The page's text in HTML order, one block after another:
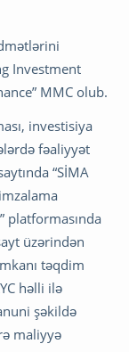
Investment
MMC olub.
investisiya
fəaliyyət
“SİMA
platformasında
üzərindən
təqdim
həlli ilə
şəkildə
maliyyə